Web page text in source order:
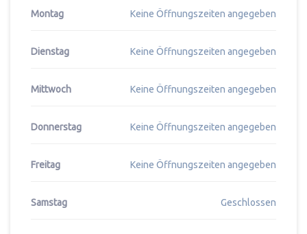
Montag Keine Öffnungszeiten angegeben
Dienstag Keine Öffnungszeiten angegeben
Mittwoch Keine Öffnungszeiten angegeben
Donnerstag Keine Öffnungszeiten angegeben
Freitag Keine Öffnungszeiten angegeben
Samstag Geschlossen